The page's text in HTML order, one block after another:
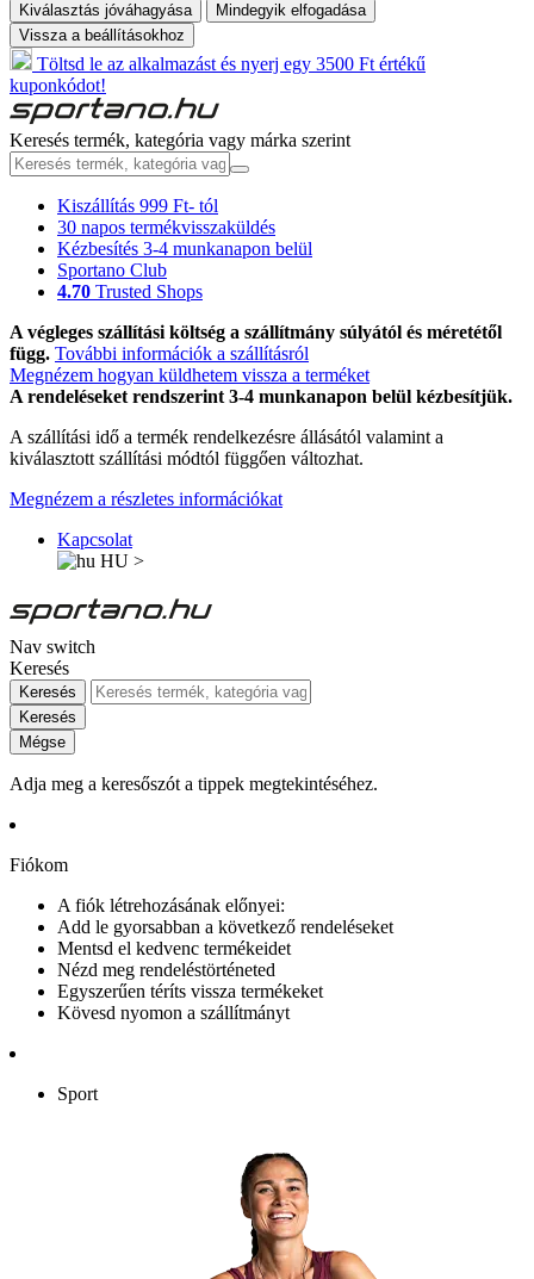
Kiválasztás jóváhagyása
Mindegyik elfogadása
Vissza a beállításokhoz
Töltsd le az alkalmazást és nyerj egy 3500 Ft értékű
kuponkódot!
Keresés termék, kategória vagy márka szerint
Kiszállítás 999 Ft- tól
30 napos termékvisszaküldés
Kézbesítés 3-4 munkanapon belül
Sportano Club
4.70 Trusted Shops
A végleges szállítási költség a szállítmány súlyától és méretétől
függ. További információk a szállításról
Megnézem hogyan küldhetem vissza a terméket
A rendeléseket rendszerint 3-4 munkanapon belül kézbesítjük.
A szállítási idő a termék rendelkezésre állásától valamint a
kiválasztott szállítási módtól függően változhat.
Megnézem a részletes információkat
Kapcsolat
HU >
Nav switch
Keresés
Keresés
Keresés
Mégse
Adja meg a keresőszót a tippek megtekintéséhez.
Fiókom
A fiók létrehozásának előnyei:
Add le gyorsabban a következő rendeléseket
Mentsd el kedvenc termékeidet
Nézd meg rendeléstörténeted
Egyszerűen téríts vissza termékeket
Kövesd nyomon a szállítmányt
Sport